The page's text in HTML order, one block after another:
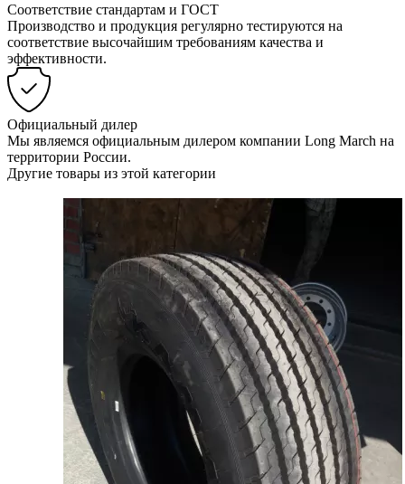
Соответствие стандартам и ГОСТ
Производство и продукция регулярно тестируются на
соответствие высочайшим требованиям качества и
эффективности.
Официальный дилер
Мы являемся официальным дилером компании Long March на
территории России.
Другие товары из этой категории